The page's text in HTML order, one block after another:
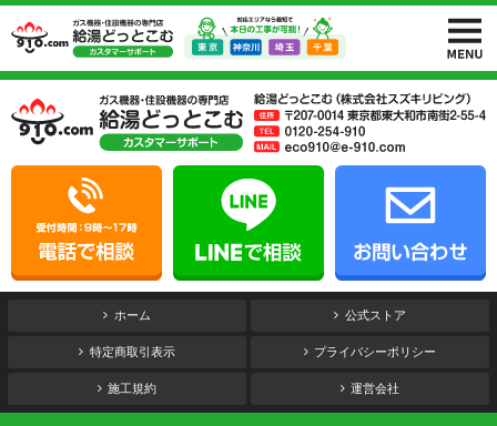
ホーム 公式ストア
特定商取引表示 プライバシーポリシー
施工規約 運営会社